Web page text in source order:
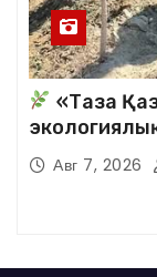
«Таза
аудандық
кезекті
Авг 7, 2026